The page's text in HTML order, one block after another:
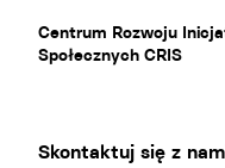
Centrum Rozwoju
Społecznych CRIS
Skontaktuj się z